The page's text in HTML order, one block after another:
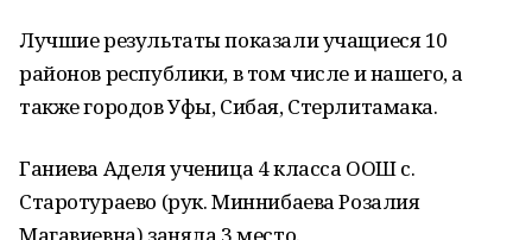
Лучшие результаты показали учащиеся 10
районов республики, в том числе и нашего, а
также городов Уфы, Сибая, Стерлитамака.
Ганиева Аделя ученица 4 класса ООШ с.
Старотураево (рук. Миннибаева Розалия